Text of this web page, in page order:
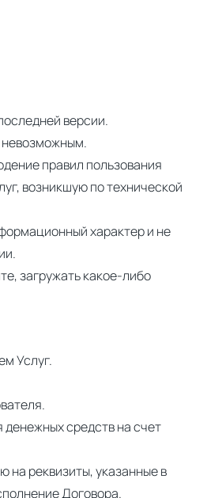
версии.
невозможным.
правил пользования
возникшую по технической
характер и не
загружать какое-либо
Услуг.
средств на счет
на реквизиты, указанные в
Договора.